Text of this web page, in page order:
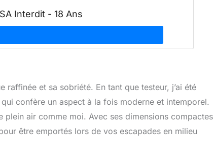
Interdit - 18 Ans
raffinée et sa sobriété. En tant que testeur, j’ai été
confère un aspect à la fois moderne et intemporel.
air comme moi. Avec ses dimensions compactes
être emportés lors de vos escapades en milieu